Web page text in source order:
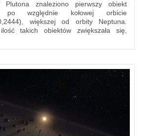
znaleziono pierwszy obiekt
po względnie kołowej orbicie
większej od orbity Neptuna.
takich obiektów zwiększała się,